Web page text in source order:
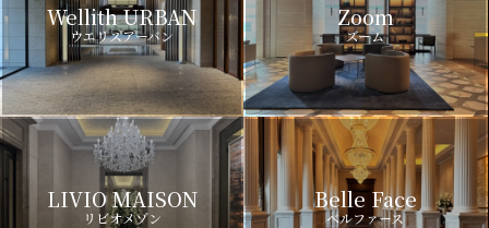
Wellith URBAN
ウエリスアーバン
Zoom
ズーム
LIVIO MAISON
リビオメゾン
Belle Face
ベルファース